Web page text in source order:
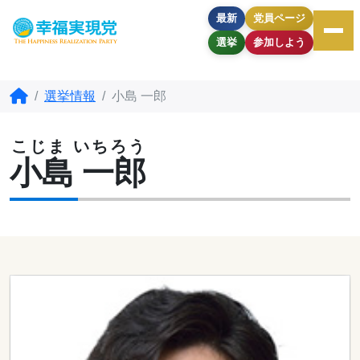
最新
選挙
党員ページ
参加しよう
選挙情報 小島 一郎
小島 一郎
こじま いちろう